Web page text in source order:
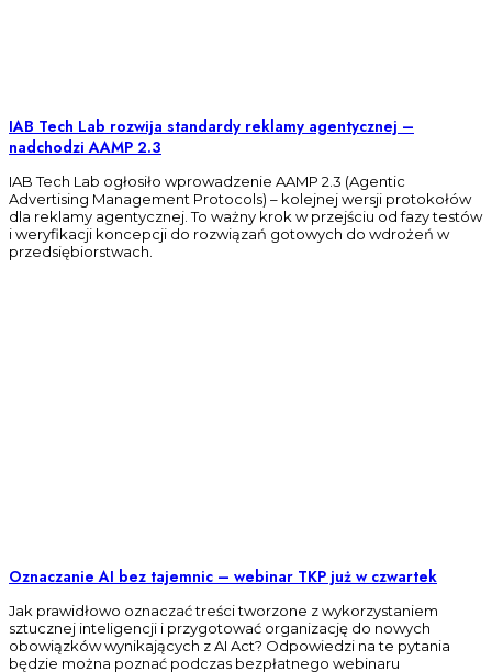
IAB Tech Lab rozwija standardy reklamy agentycznej –
nadchodzi AAMP 2.3
IAB Tech Lab ogłosiło wprowadzenie AAMP 2.3 (Agentic
Advertising Management Protocols) – kolejnej wersji protokołów
dla reklamy agentycznej. To ważny krok w przejściu od fazy testów
i weryfikacji koncepcji do rozwiązań gotowych do wdrożeń w
przedsiębiorstwach.
Oznaczanie AI bez tajemnic – webinar TKP już w czwartek
Jak prawidłowo oznaczać treści tworzone z wykorzystaniem
sztucznej inteligencji i przygotować organizację do nowych
obowiązków wynikających z AI Act? Odpowiedzi na te pytania
będzie można poznać podczas bezpłatnego webinaru